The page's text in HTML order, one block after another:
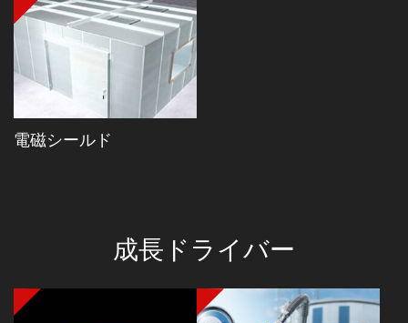
電磁シールド
成長ドライバー